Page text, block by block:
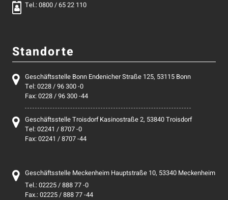
Tel.: 0800 / 65 22 110
Standorte
Geschäftsstelle Bonn Endenicher Straße 125, 53115 Bonn
Tel: 0228 / 96 300 -0
Fax: 0228 / 96 300 -44
Geschäftsstelle Troisdorf Kasinostraße 2, 53840 Troisdorf
Tel: 02241 / 8707 -0
Fax: 02241 / 8707 -44
Geschäftsstelle Meckenheim Hauptstraße 10, 53340 Meckenheim
Tel.: 02225 / 888 77 -0
Fax.: 02225 / 888 77 -44